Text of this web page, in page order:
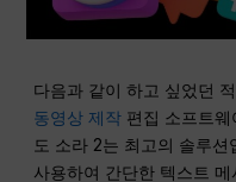
다음과 같이 하고 싶었던
동영상 제작 편집 소프트
도 소라 2는 최고의 솔루
사용하여 간단한 텍스트